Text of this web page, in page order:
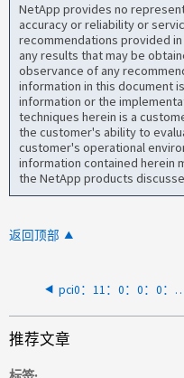
NetApp provides no
accuracy or reliability or
recommendations provided
any results that may be
observance of any
information in this document
information or the
techniques herein is a
the customer's ability to
customer's operational
information contained herein
the NetApp products
返回顶部
pci0：11：0：0：0：设备泄
推荐文章